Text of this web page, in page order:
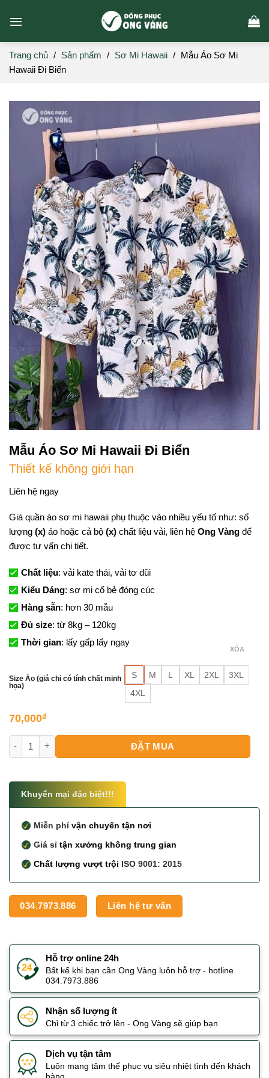
Trang chủ / Sản phẩm / Sơ Mi Hawaii / Mẫu Áo Sơ Mi
Hawaii Đi Biển
Mẫu Áo Sơ Mi Hawaii Đi Biển
Thiết kế không giới hạn
Liên hệ ngay
Giá quần áo sơ mi hawaii phụ thuộc vào nhiều yếu tố như: số
lượng (x)áo hoặc cả bộ (x) chất liệu vải, liên hệ Ong Vàngđể
được tư vấn chi tiết.
Chất liệu: vải kate thái, vải tơ đũi
Kiểu Dáng: sơ mi cổ bẻ đóng cúc
Hàng sẵn: hơn 30 mẫu
Đủ size: từ 8kg – 120kg
Thời gian: lấy gấp lấy ngay
Size Áo (giá chỉ có tính chất minh
họa)
S M L XL 2XL
3XL
4XL
XÓA
70,000₫
Mẫu Áo Sơ Mi Hawaii Đi Biển số lượng
ĐẶT MUA
Khuyến mại đặc biệt!!!
Miễn phívận chuyển tận nơi
Giá sỉtận xưởng không trung gian
Chất lượng vượt trội ISO 9001: 2015
034.7973.886 Liên hệ tư vấn
Hỗ trợ online 24h
Bất kể khi bạn cần Ong Vàng luôn hỗ trợ - hotline
034.7973.886
Nhận số lượng ít
Chỉ từ 3 chiếc trở lên - Ong Vàng sẽ giúp bạn
Dịch vụ tận tâm
Luôn mang tâm thế phục vụ siêu nhiệt tình đến khách